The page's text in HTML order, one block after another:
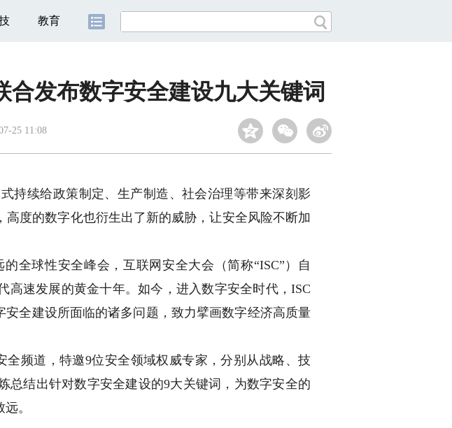
教育
发布数字安全建设九大关键词
25 11:08
续给政策制定、生产制造、社会治理等带来深刻影
度的数字化也衍生出了新的威胁，让安全风险不断加
球性安全峰会，互联网安全大会（简称“ISC”）自
高速发展的黄金十年。如今，进入数字安全时代，ISC
全建设所面临的诸多问题，致力擘画数字经济高质量
频道，特邀9位安全领域权威专家，分别从战略、技
总结出针对数字安全建设的9大关键词，为数字安全的
。